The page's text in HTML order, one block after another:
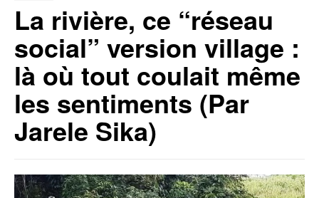
La rivière, ce “réseau
social” version village :
là où tout coulait même
les sentiments (Par
Jarele Sika)